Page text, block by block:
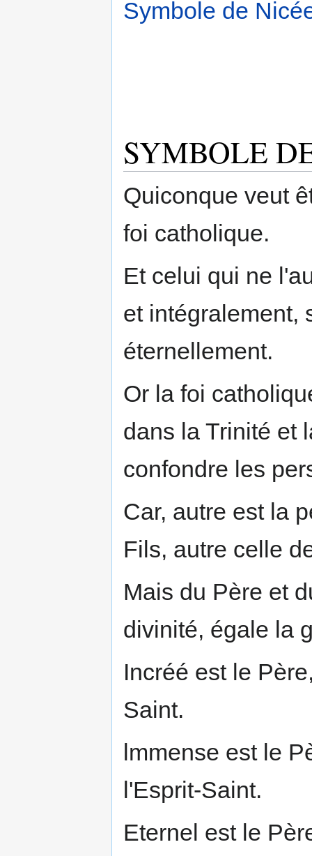
Symbole de
SYMBOLE
Quiconque veut
foi catholique.
Et celui qui ne
et intégralement,
éternellement.
Or la foi
dans la Trinité et
confondre les
Car, autre est la
Fils, autre celle
Mais du Père et
divinité, égale la
Incréé est le
Saint.
lmmense est le
l'Esprit-Saint.
Eternel est le